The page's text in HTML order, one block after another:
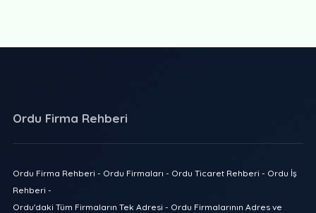
Ordu Firma Rehberi
Ordu Firma Rehberi - Ordu Firmaları - Ordu Ticaret Rehberi - Ordu İş
Rehberi -
Ordu'daki Tüm Firmaların Tek Adresi - Ordu Firmalarının Adres ve